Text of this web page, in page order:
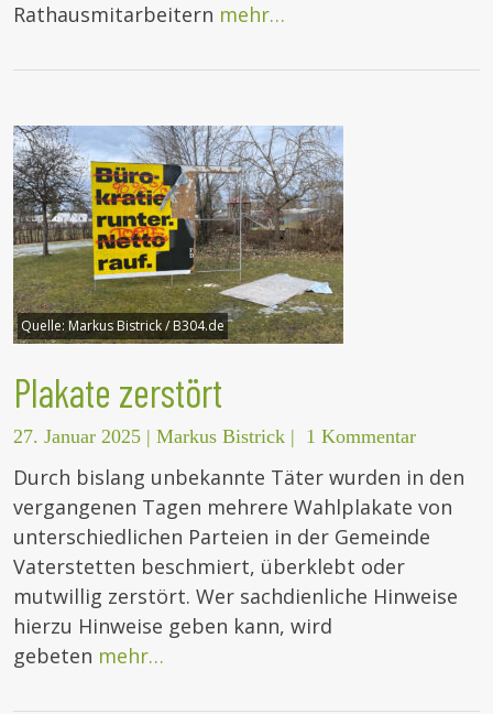
Rathausmitarbeitern mehr…
Quelle: Markus Bistrick / B304.de
Plakate zerstört
27. Januar 2025 | Markus Bistrick | 1 Kommentar
Durch bislang unbekannte Täter wurden in den
vergangenen Tagen mehrere Wahlplakate von
unterschiedlichen Parteien in der Gemeinde
Vaterstetten beschmiert, überklebt oder
mutwillig zerstört. Wer sachdienliche Hinweise
hierzu Hinweise geben kann, wird
gebeten mehr…